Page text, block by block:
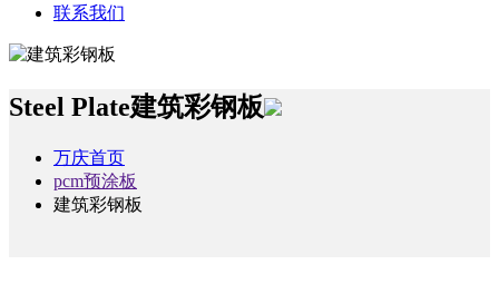
联系我们
Steel Plate建筑彩钢板
万庆首页
pcm预涂板
建筑彩钢板